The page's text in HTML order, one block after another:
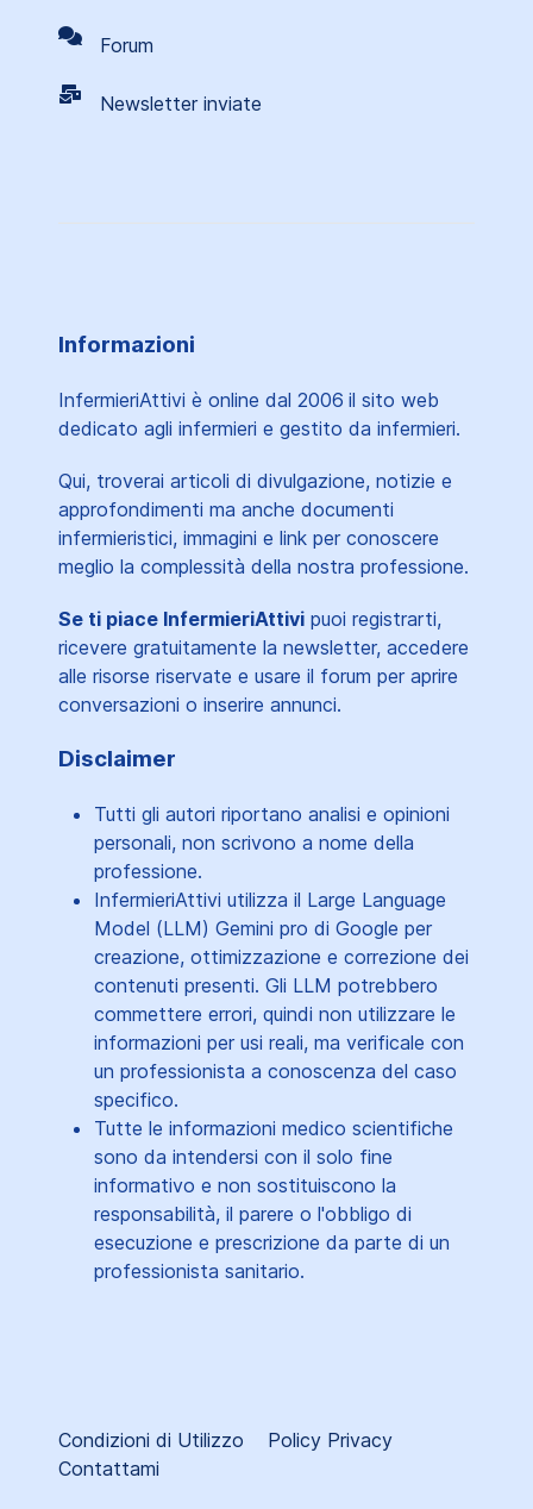
Forum
Newsletter inviate
Informazioni
InfermieriAttivi è online dal 2006 il sito web
dedicato agli infermieri e gestito da infermieri.
Qui, troverai articoli di divulgazione, notizie e
approfondimenti ma anche documenti
infermieristici, immagini e link per conoscere
meglio la complessità della nostra professione.
Se ti piace InfermieriAttivi puoi registrarti,
ricevere gratuitamente la newsletter, accedere
alle risorse riservate e usare il forum per aprire
conversazioni o inserire annunci.
Disclaimer
Tutti gli autori riportano analisi e opinioni
personali, non scrivono a nome della
professione.
InfermieriAttivi utilizza il Large Language
Model (LLM) Gemini pro di Google per
creazione, ottimizzazione e correzione dei
contenuti presenti. Gli LLM potrebbero
commettere errori, quindi non utilizzare le
informazioni per usi reali, ma verificale con
un professionista a conoscenza del caso
specifico.
Tutte le informazioni medico scientifiche
sono da intendersi con il solo fine
informativo e non sostituiscono la
responsabilità, il parere o l'obbligo di
esecuzione e prescrizione da parte di un
professionista sanitario.
Condizioni di Utilizzo
Policy Privacy
Contattami